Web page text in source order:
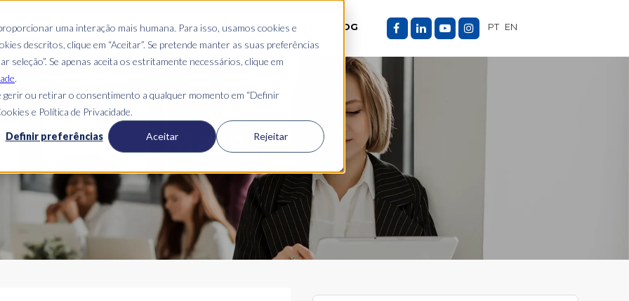
uma interação mais humana. Para isso, usamos cookies e
descritos, clique em “Aceitar”. Se pretende manter as suas preferências
seleção”. Se apenas aceita os estritamente necessários, clique em
.
ou retirar o consentimento a qualquer momento em “Definir
e Política de Privacidade.
Definir preferências Aceitar Rejeitar
QUEM SOMOS O QUE FAZEMOS ONDE ESTAMOS CLIENTES BLOG PT EN
Blog Mais